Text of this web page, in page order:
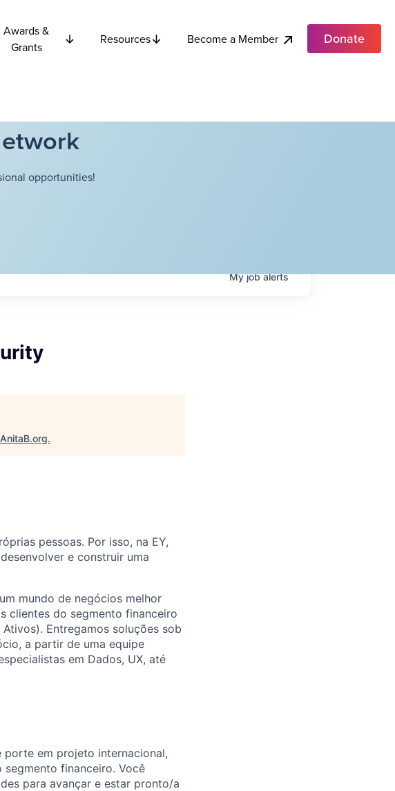
Awards &
Grants
Resources Become a Member Donate
opportunities!
Myjobalerts
AnitaB.org.
pessoas. Por isso, na EY,
e construir uma
mundo de negócios melhor
clientes do segmento financeiro
Entregamos soluções sob
a partir de uma equipe
em Dados, UX, até
em projeto internacional,
financeiro. Você
para avançar e estar pronto/a